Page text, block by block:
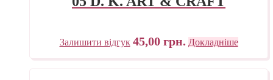
Залишити відгук 45,00 грн. Докладніше